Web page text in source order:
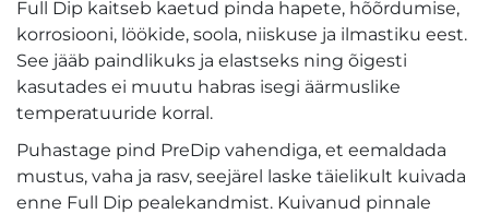
Full Dip kaitseb kaetud pinda hapete, hõõrdumise,
korrosiooni, löökide, soola, niiskuse ja ilmastiku eest.
See jääb paindlikuks ja elastseks ning õigesti
kasutades ei muutu habras isegi äärmuslike
temperatuuride korral.
Puhastage pind PreDip vahendiga, et eemaldada
mustus, vaha ja rasv, seejärel laske täielikult kuivada
enne Full Dip pealekandmist. Kuivanud pinnale